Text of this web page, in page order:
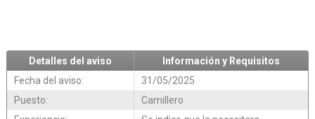
Detalles del aviso
Información y Requisitos
Fecha del aviso:
31/05/2025
Puesto:
Camillero